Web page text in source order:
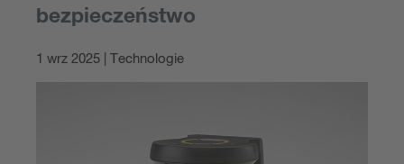
bezpieczeństwo
1 wrz 2025 | Technologie